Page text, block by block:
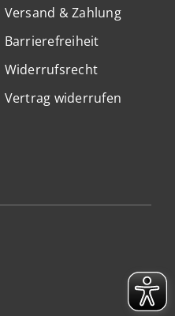
Versand & Zahlung
Barrierefreiheit
Widerrufsrecht
Vertrag widerrufen